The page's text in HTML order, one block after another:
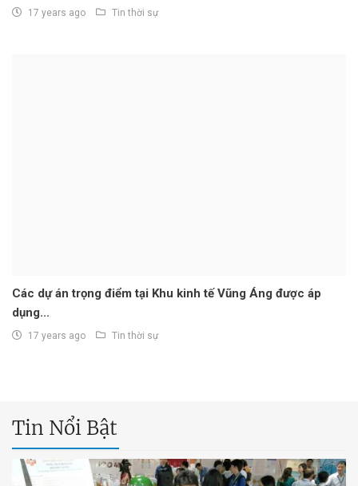
17 years ago Tin thời sự
Các dự án trọng điểm tại Khu kinh tế Vũng Áng được áp
dụng...
17 years ago Tin thời sự
Tin Nổi Bật